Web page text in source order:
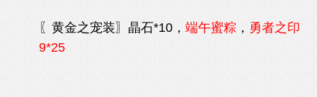
〖黄金之宠装〗晶石*10， 端午蜜粽 ， 勇者之印
9*25